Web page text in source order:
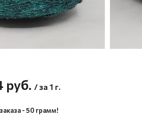
руб. / за 1 г.
- 50 грамм!